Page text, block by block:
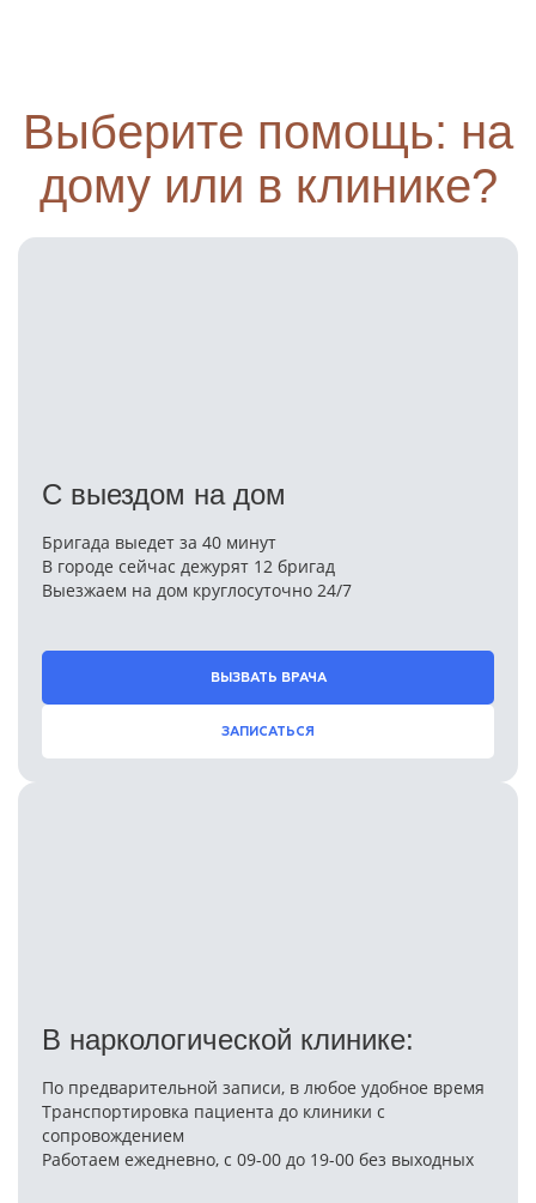
Выберите помощь: на
дому или в клинике?
С выездом на дом
Бригада выедет за 40 минут
В городе сейчас дежурят 12 бригад
Выезжаем на дом круглосуточно 24/7
ВЫЗВАТЬ ВРАЧА
ЗАПИСАТЬСЯ
В наркологической клинике:
По предварительной записи, в любое удобное время
Транспортировка пациента до клиники с
сопровождением
Работаем ежедневно, с 09-00 до 19-00 без выходных